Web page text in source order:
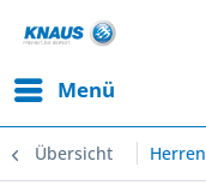
Menü
Übersicht Herren